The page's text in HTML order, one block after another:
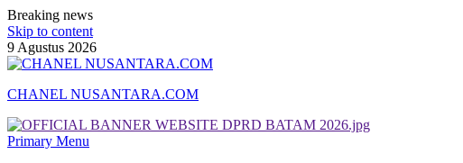
Breaking news
Skip to content
9 Agustus 2026
CHANEL NUSANTARA.COM
Primary Menu